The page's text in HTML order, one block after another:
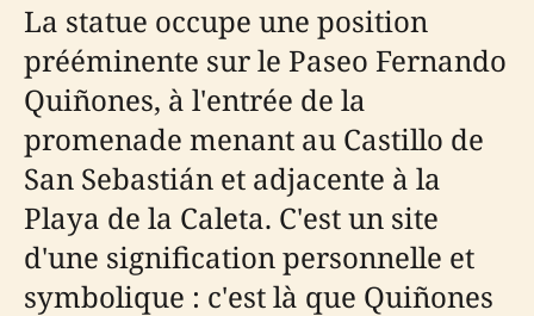
La statue occupe une position
prééminente sur le Paseo Fernando
Quiñones, à l'entrée de la
promenade menant au Castillo de
San Sebastián et adjacente à la
Playa de la Caleta. C'est un site
d'une signification personnelle et
symbolique : c'est là que Quiñones